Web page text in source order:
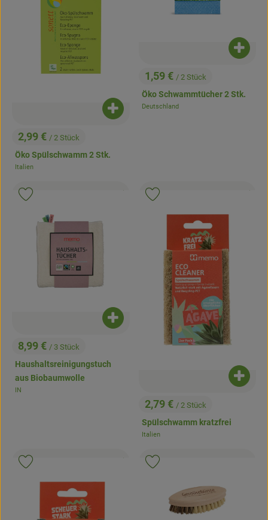
, Preis:
2,99 € / 2 Stück
Öko Spülschwamm 2 Stk.
, Herkunft:
Italien
Produkt zum Warenkorb hinzufügen
, Preis:
1,59 € / 2 Stück
Öko Schwammtücher 2 Stk.
, Herkunft:
Deutschland
, Preis:
8,99 € / 3 Stück
Haushaltsreinigungstuch
aus Biobaumwolle
, Herkunft:
IN
Produkt zum Warenkorb hinzufügen
, Verband:
, Preis:
2,79 € / 2 Stück
Spülschwamm kratzfrei
, Herkunft:
Italien
,
, Verband:
.